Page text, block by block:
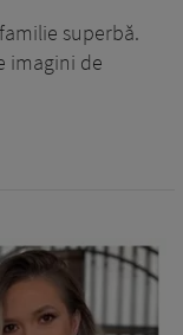
superbă.
imagini de